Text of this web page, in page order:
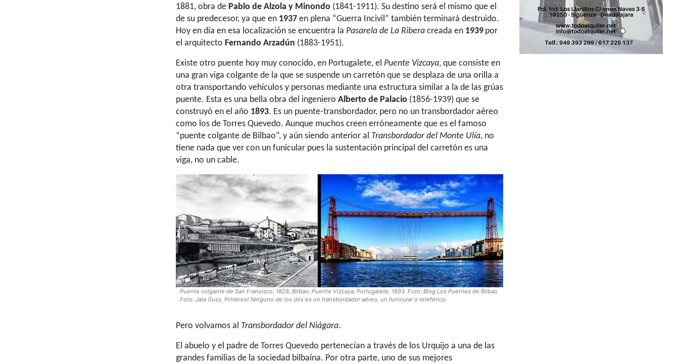
1881, obra de Pablo de Alzola y Minondo (1841-1911). Su destino será el mismo que el
de su predecesor, ya que en 1937 en plena “Guerra Incivil” también terminará destruido.
Hoy en día en esa localización se encuentra la Pasarela de La Ribera creada en 1939 por
el arquitecto Fernando Arzadún (1883-1951).
Existe otro puente hoy muy conocido, en Portugalete, el Puente Vizcaya, que consiste en
una gran viga colgante de la que se suspende un carretón que se desplaza de una orilla a
otra transportando vehículos y personas mediante una estructura similar a la de las grúas
puente. Esta es una bella obra del ingeniero Alberto de Palacio (1856-1939) que se
construyó en el año 1893. Es un puente-transbordador, pero no un transbordador aéreo
como los de Torres Quevedo. Aunque muchos creen erróneamente que es el famoso
“puente colgante de Bilbao”, y aún siendo anterior al Transbordador del Monte Ulía, no
tiene nada que ver con un funicular pues la sustentación principal del carretón es una
viga, no un cable.
Puente colgante de San Francisco, 1828, Bilbao. Puente Vizcaya, Portugalete, 1893. Foto: Blog Los Puentes de Bilbao
Foto: Jala Guss, Pinterest Ninguno de los dos es un transbordador aéreo, un funicular o teleférico.
Pero volvamos al Transbordador del Niágara.
El abuelo y el padre de Torres Quevedo pertenecían a través de los Urquijo a una de las
grandes familias de la sociedad bilbaína. Por otra parte, uno de sus mejores